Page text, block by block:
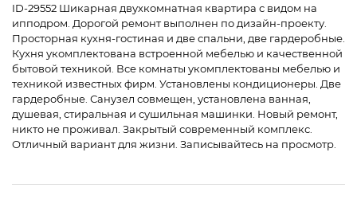
ID-29552 Шикарная двухкомнатная квартира с видом на
ипподром. Дорогой ремонт выполнен по дизайн-проекту.
Просторная кухня-гостиная и две спальни, две гардеробные.
Кухня укомплектована встроенной мебелью и качественной
бытовой техникой. Все комнаты укомплектованы мебелью и
техникой известных фирм. Установлены кондиционеры. Две
гардеробные. Санузел совмещен, установлена ванная,
душевая, стиральная и сушильная машинки. Новый ремонт,
никто не проживал. Закрытый современный комплекс.
Отличный вариант для жизни. Записывайтесь на просмотр.